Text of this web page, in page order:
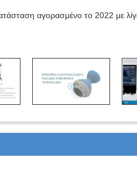
αγορασμένο το 2022 με